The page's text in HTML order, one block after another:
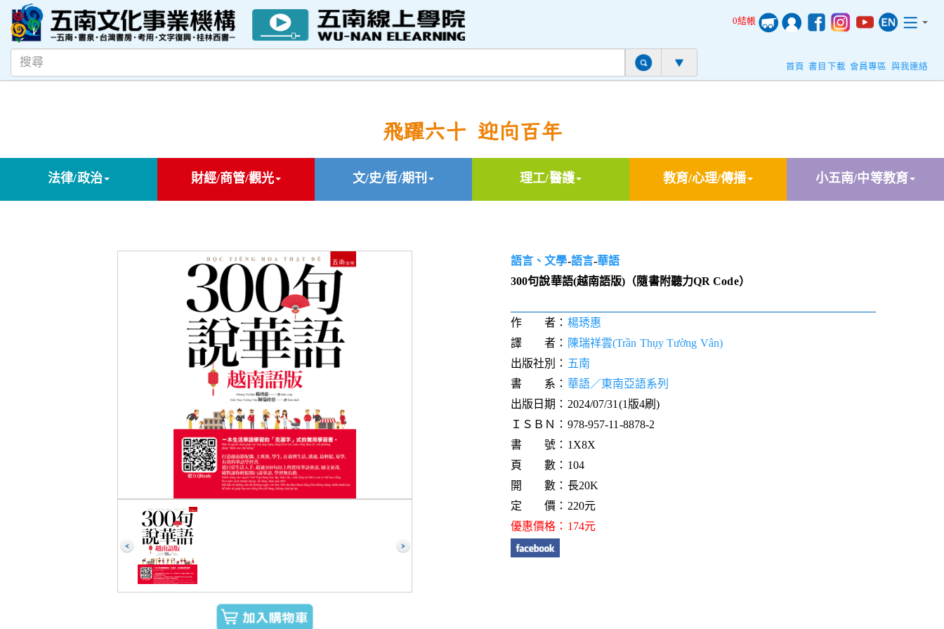
0結帳
首頁 書目下載 會員專區 與我連絡
飛躍六十 迎向百年
法律/政治 財經/商管/觀光 文/史/哲/期刊 理工/醫護 教育/心理/傳播 小五南/中等教育
語言、文學-語言-華語
300句說華語(越南語版)（隨書附聽力QR Code）
作 者： 楊琇惠
譯 者： 陳瑞祥雲(Trần Thụy Tường Vân)
出版社別： 五南
書 系： 華語／東南亞語系列
出版日期：2024/07/31(1版4刷)
ＩＳＢＮ：978-957-11-8878-2
書 號：1X8X
頁 數：104
開 數：長20K
定 價：220元
優惠價格：174元